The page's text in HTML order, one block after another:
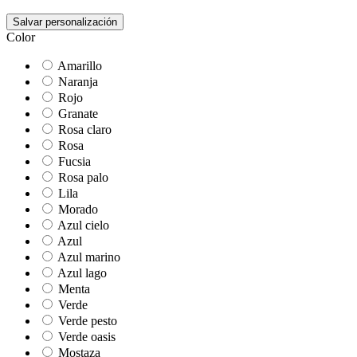
Salvar personalización
Color
Amarillo
Naranja
Rojo
Granate
Rosa claro
Rosa
Fucsia
Rosa palo
Lila
Morado
Azul cielo
Azul
Azul marino
Azul lago
Menta
Verde
Verde pesto
Verde oasis
Mostaza